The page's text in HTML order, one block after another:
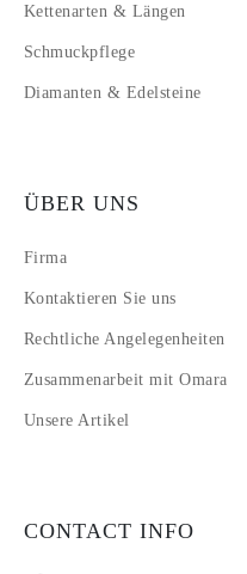
Kettenarten & Längen
Schmuckpflege
Diamanten & Edelsteine
ÜBER UNS
Firma
Kontaktieren Sie uns
Rechtliche Angelegenheiten
Zusammenarbeit mit Omara
Unsere Artikel
CONTACT INFO